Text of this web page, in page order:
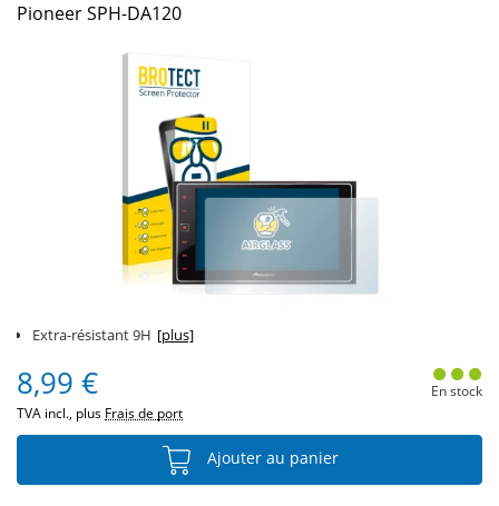
Pioneer SPH-DA120
Extra-résistant 9H [plus]
8,99 €
TVA incl., plus Frais de port
En stock
Ajouter au panier